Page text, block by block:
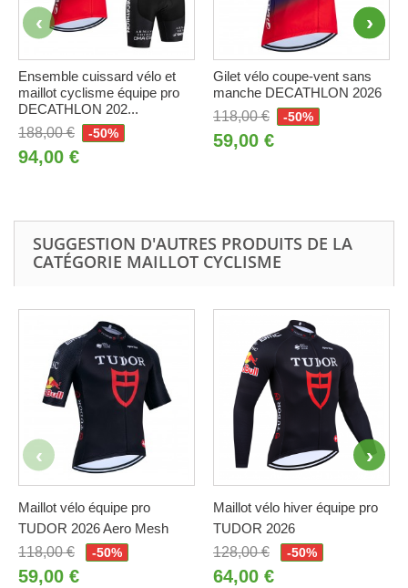
Ensemble cuissard vélo et
maillot cyclisme équipe pro
DECATHLON 202...
188,00 €
-50%
94,00 €
Gilet vélo coupe-vent sans
manche DECATHLON 2026
118,00 €
-50%
59,00 €
SUGGESTION D'AUTRES PRODUITS DE LA
CATÉGORIE MAILLOT CYCLISME
Maillot vélo équipe pro
TUDOR 2026 Aero Mesh
118,00 €
-50%
59,00 €
Maillot vélo hiver équipe pro
TUDOR 2026
128,00 €
-50%
64,00 €